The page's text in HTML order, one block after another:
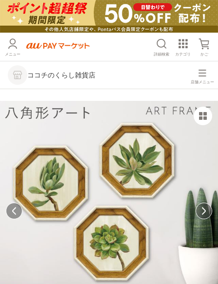
メニュー 詳細検索 カテゴリ かご
ココチのくらし雑貨店
店舗メニュー